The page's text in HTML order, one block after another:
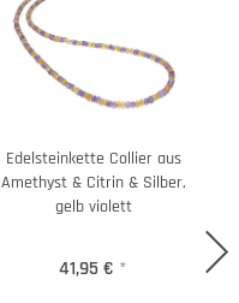
Edelsteinkette Collier aus
Amethyst & Citrin & Silber,
gelb violett
41,95 € *